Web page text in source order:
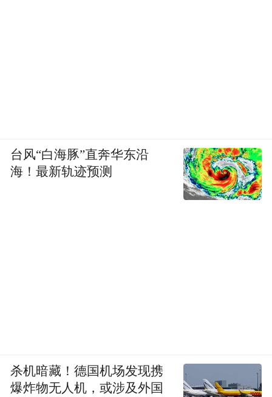
台风“白海豚”直奔华东沿
海！最新轨迹预测
杀机暗藏！德国机场发现携
爆炸物无人机，或涉及外国